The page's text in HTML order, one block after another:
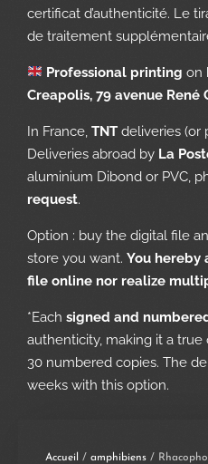
certificat d’authenticité. Le
de traitement
Professional printing on
Creapolis, 79 avenue René
In France, TNT deliveries (or
Deliveries abroad by La
aluminium Dibond or PVC,
request.
Option : buy the digital file
store you want. You hereby
file online nor realize
*Each signed and
authenticity, making it a true
30 numbered copies. The
weeks with this option.
Accueil / amphibiens /